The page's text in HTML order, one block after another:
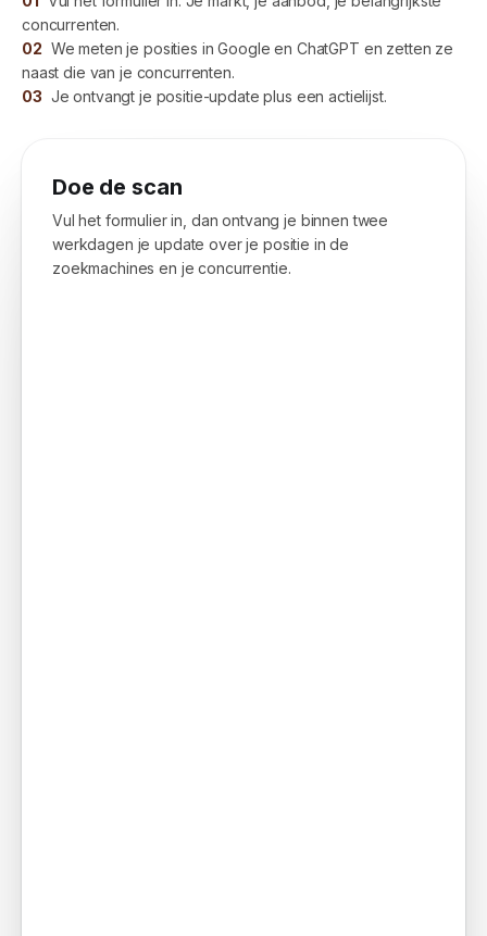
concurrenten.
02 We meten je posities in Google en ChatGPT en zetten ze
naast die van je concurrenten.
03 Je ontvangt je positie-update plus een actielijst.
Doe de scan
Vul het formulier in, dan ontvang je binnen twee
werkdagen je update over je positie in de
zoekmachines en je concurrentie.